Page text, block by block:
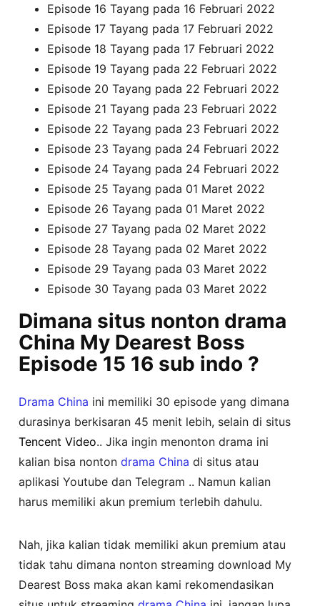
Episode 16 Tayang pada 16 Februari 2022
Episode 17 Tayang pada 17 Februari 2022
Episode 18 Tayang pada 17 Februari 2022
Episode 19 Tayang pada 22 Februari 2022
Episode 20 Tayang pada 22 Februari 2022
Episode 21 Tayang pada 23 Februari 2022
Episode 22 Tayang pada 23 Februari 2022
Episode 23 Tayang pada 24 Februari 2022
Episode 24 Tayang pada 24 Februari 2022
Episode 25 Tayang pada 01 Maret 2022
Episode 26 Tayang pada 01 Maret 2022
Episode 27 Tayang pada 02 Maret 2022
Episode 28 Tayang pada 02 Maret 2022
Episode 29 Tayang pada 03 Maret 2022
Episode 30 Tayang pada 03 Maret 2022
Dimana situs nonton drama
China My Dearest Boss
Episode 15 16 sub indo ?
Drama China ini memiliki 30 episode yang dimana
durasinya berkisaran 45 menit lebih, selain di situs
Tencent Video.. Jika ingin menonton drama ini
kalian bisa nontondrama China di situs atau
aplikasi Youtube dan Telegram .. Namun kalian
harus memiliki akun premium terlebih dahulu.
Nah, jika kalian tidak memiliki akun premium atau
tidak tahu dimana nonton streaming download My
Dearest Boss maka akan kami rekomendasikan